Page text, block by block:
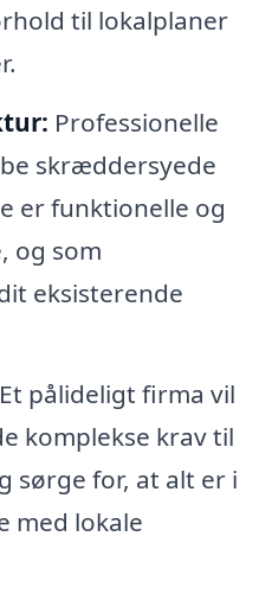
til lokalplaner
Professionelle
skræddersyede
er funktionelle og
og som
eksisterende
Et pålideligt firma vil
komplekse krav til
sørge for, at alt er i
med lokale